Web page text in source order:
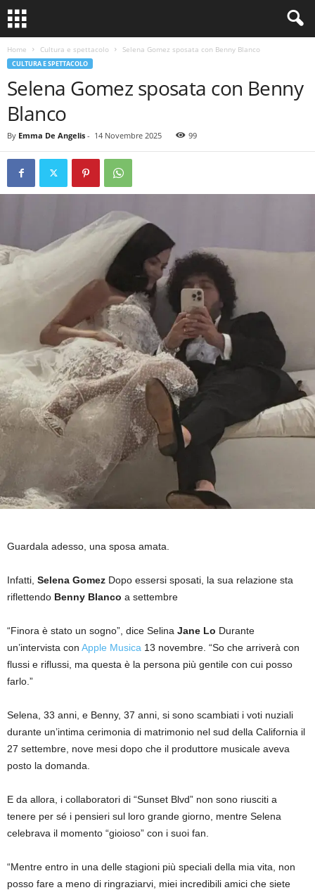
Home Cultura e spettacolo Selena Gomez sposata con Benny Blanco
CULTURA E SPETTACOLO
Selena Gomez sposata con Benny
Blanco
By Emma De Angelis - 14 Novembre 2025 99
Guardala adesso, una sposa amata.
Infatti, Selena Gomez Dopo essersi sposati, la sua relazione sta
riflettendo Benny Blanco a settembre
“Finora è stato un sogno”, dice Selina Jane Lo Durante
un’intervista con Apple Musica 13 novembre. “So che arriverà con
flussi e riflussi, ma questa è la persona più gentile con cui posso
farlo.”
Selena, 33 anni, e Benny, 37 anni, si sono scambiati i voti nuziali
durante un’intima cerimonia di matrimonio nel sud della California il
27 settembre, nove mesi dopo che il produttore musicale aveva
posto la domanda.
E da allora, i collaboratori di “Sunset Blvd” non sono riusciti a
tenere per sé i pensieri sul loro grande giorno, mentre Selena
celebrava il momento “gioioso” con i suoi fan.
“Mentre entro in una delle stagioni più speciali della mia vita, non
posso fare a meno di ringraziarvi, miei incredibili amici che siete